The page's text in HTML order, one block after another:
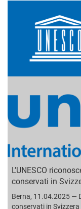
L’UNESCO
conservati in
Berna, 11.04.2025 —
conservati in